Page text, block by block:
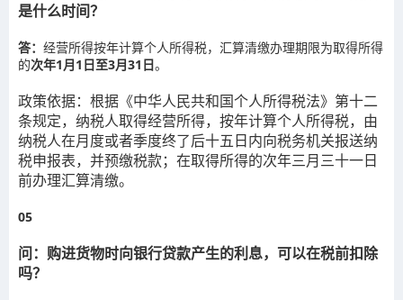
是什么时间？
答： 经营所得按年计算个人所得税，汇算清缴办理期限为取得所得
的次年1月1日至3月31日。
政策依据： 根据《中华人民共和国个人所得税法》第十二
条规定，纳税人取得经营所得，按年计算个人所得税，由
纳税人在月度或者季度终了后十五日内向税务机关报送纳
税申报表，并预缴税款；在取得所得的次年三月三十一日
前办理汇算清缴。
05
问：购进货物时向银行贷款产生的利息，可以在税前扣除
吗？